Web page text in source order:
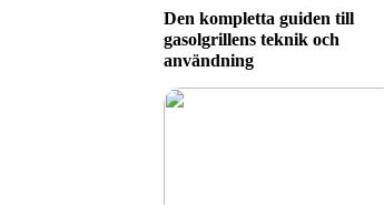
Den kompletta guiden till
gasolgrillens teknik och
användning